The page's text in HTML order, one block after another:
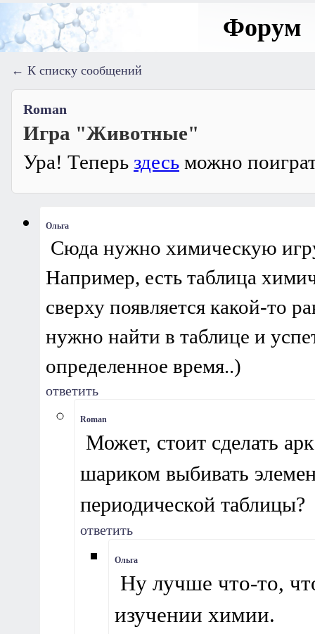
Форум
← К списку сообщений
Roman
Игра "Животные"
Ура! Теперь здесь можно
Ольга
Сюда нужно химическую
Например, есть таблица
сверху появляется какой-то
нужно найти в таблице и
определенное время..)
ответить
Roman
Может, стоит сделать
шариком выбивать
периодической таблицы?
ответить
Ольга
Ну лучше что-то,
изучении химии.